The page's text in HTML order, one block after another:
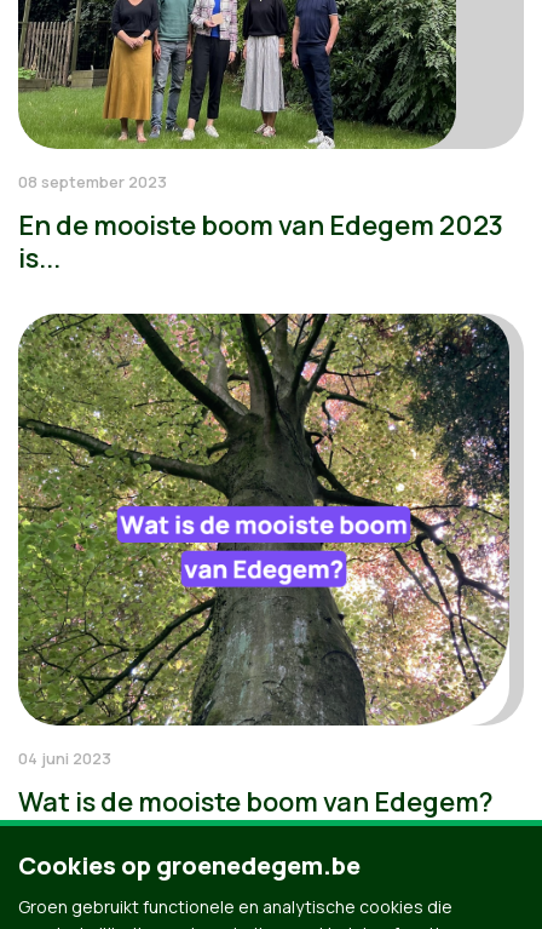
08 september 2023
En de mooiste boom van Edegem 2023
is...
04 juni 2023
Wat is de mooiste boom van Edegem?
Cookies op groenedegem.be
Groen gebruikt functionele en analytische cookies die